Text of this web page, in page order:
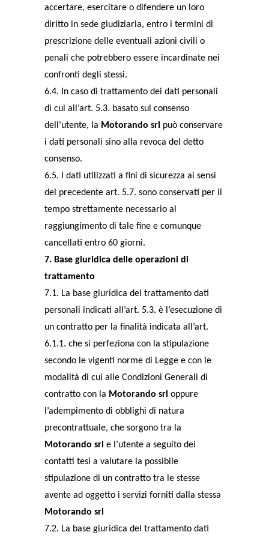
accertare, esercitare o difendere un loro
diritto in sede giudiziaria, entro i termini di
prescrizione delle eventuali azioni civili o
penali che potrebbero essere incardinate nei
confronti degli stessi.
6.4. In caso di trattamento dei dati personali
di cui all’art. 5.3. basato sul consenso
dell’utente, la Motorando srl può conservare
i dati personali sino alla revoca del detto
consenso.
6.5. I dati utilizzati a fini di sicurezza ai sensi
del precedente art. 5.7. sono conservati per il
tempo strettamente necessario al
raggiungimento di tale fine e comunque
cancellati entro 60 giorni.
7. Base giuridica delle operazioni di
trattamento
7.1. La base giuridica del trattamento dati
personali indicati all’art. 5.3. è l’esecuzione di
un contratto per la finalità indicata all’art.
6.1.1. che si perfeziona con la stipulazione
secondo le vigenti norme di Legge e con le
modalità di cui alle Condizioni Generali di
contratto con la Motorando srl oppure
l’adempimento di obblighi di natura
precontrattuale, che sorgono tra la
Motorando srl e l’utente a seguito dei
contatti tesi a valutare la possibile
stipulazione di un contratto tra le stesse
avente ad oggetto i servizi forniti dalla stessa
Motorando srl
7.2. La base giuridica del trattamento dati